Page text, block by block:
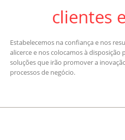
Estabelecemos na confiança e nos
alicerce e nos colocamos à disposição
soluções que irão promover a
processos de negócio.